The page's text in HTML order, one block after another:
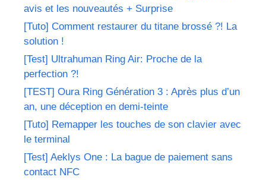
avis et les nouveautés + Surprise
[Tuto] Comment restaurer du titane brossé ?! La
solution !
[Test] Ultrahuman Ring Air: Proche de la
perfection ?!
[TEST] Oura Ring Génération 3 : Après plus d’un
an, une déception en demi-teinte
[Tuto] Remapper les touches de son clavier avec
le terminal
[Test] Aeklys One : La bague de paiement sans
contact NFC